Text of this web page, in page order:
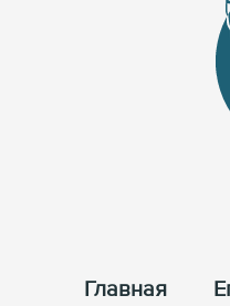
Главная